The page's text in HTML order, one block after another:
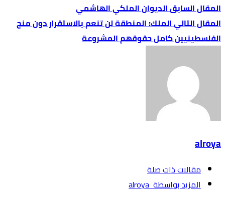
الديوان الملكي الهاشمي
الملك: المنطقة لن تنعم بالاستقرار دون منح
الفلسطينيين كامل حقوقهم المشروعة
alroya
‫مقالات ذات صلة‬
‫‫المزيد بواسطة‬ ‬ alroya